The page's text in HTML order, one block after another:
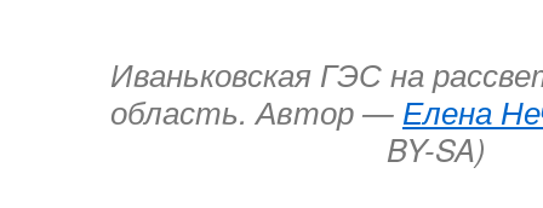
Иваньковская ГЭС на
область. Автор — Елена
BY-SA)